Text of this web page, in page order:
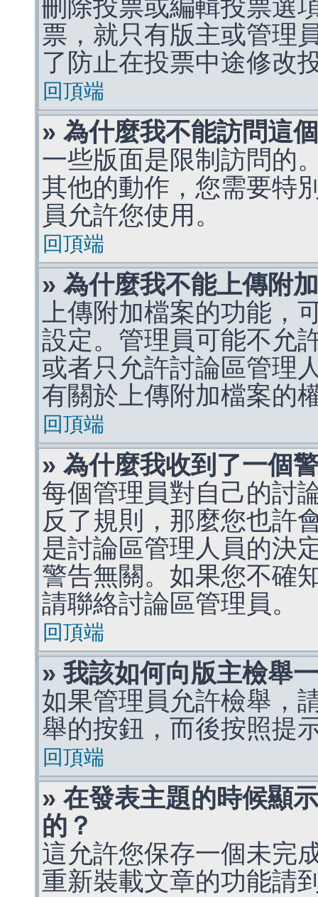
刪除投票或編輯投票選
票，就只有版主或管理
了防止在投票中途修改
回頂端
» 為什麼我不能訪問這
一些版面是限制訪問的
其他的動作，您需要特
員允許您使用。
回頂端
» 為什麼我不能上傳附
上傳附加檔案的功能，
設定。管理員可能不允
或者只允許討論區管理
有關於上傳附加檔案的
回頂端
» 為什麼我收到了一個
每個管理員對自己的討
反了規則，那麼您也許
是討論區管理人員的決
警告無關。如果您不確
請聯絡討論區管理員。
回頂端
» 我該如何向版主檢舉
如果管理員允許檢舉，
舉的按鈕，而後按照提
回頂端
» 在發表主題的時候顯
的？
這允許您保存一個未完
重新裝載文章的功能請